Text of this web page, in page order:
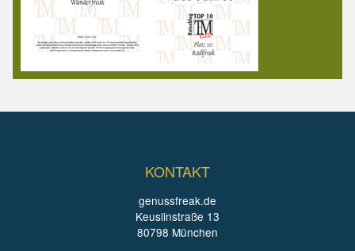
KONTAKT
genussfreak.de
Keuslinstraße 13
80798 München